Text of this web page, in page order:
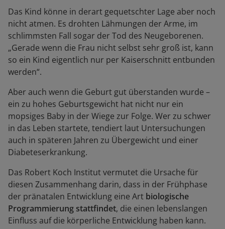
Das Kind könne in derart gequetschter Lage aber noch
nicht atmen. Es drohten Lähmungen der Arme, im
schlimmsten Fall sogar der Tod des Neugeborenen.
„Gerade wenn die Frau nicht selbst sehr groß ist, kann
so ein Kind eigentlich nur per Kaiserschnitt entbunden
werden“.
Aber auch wenn die Geburt gut überstanden wurde –
ein zu hohes Geburtsgewicht hat nicht nur ein
mopsiges Baby in der Wiege zur Folge. Wer zu schwer
in das Leben startete, tendiert laut Untersuchungen
auch in späteren Jahren zu Übergewicht und einer
Diabeteserkrankung.
Das Robert Koch Institut vermutet die Ursache für
diesen Zusammenhang darin, dass in der Frühphase
der pränatalen Entwicklung eine Art biologische
Programmierung stattfindet, die einen lebenslangen
Einfluss auf die körperliche Entwicklung haben kann.